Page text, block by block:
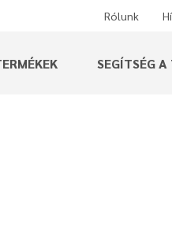
Rólunk
SEGÍTSÉG